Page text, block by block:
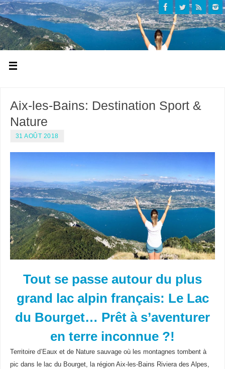
Aix-les-Bains: Destination Sport &
Nature
31 AOÛT 2018
Tout se passe autour du plus
grand lac alpin français: Le Lac
du Bourget… Prêt à s’aventurer
en terre inconnue ?!
Territoire d’Eaux et de Nature sauvage où les montagnes tombent à
pic dans le lac du Bourget, la région Aix-les-Bains Riviera des Alpes,